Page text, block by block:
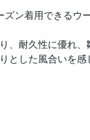
ン着用できるウ
、耐久性に優れ、
とした風合いを